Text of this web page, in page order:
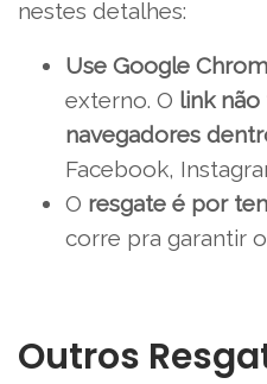
nestes detalhes:
Use Google
externo. O link
navegadores
Facebook,
O resgate é por
corre pra garantir
Outros